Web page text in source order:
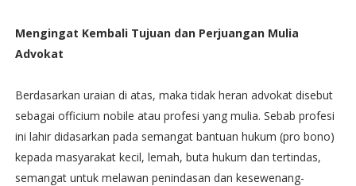
Mengingat Kembali Tujuan dan Perjuangan Mulia
Advokat
Berdasarkan uraian di atas, maka tidak heran advokat disebut
sebagai officium nobile atau profesi yang mulia. Sebab profesi
ini lahir didasarkan pada semangat bantuan hukum (pro bono)
kepada masyarakat kecil, lemah, buta hukum dan tertindas,
semangat untuk melawan penindasan dan kesewenang-